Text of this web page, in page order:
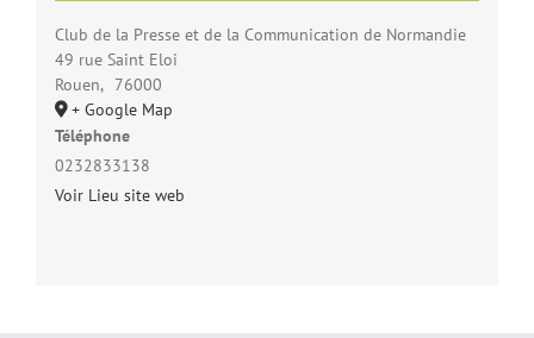
Club de la Presse et de la Communication de Normandie
49 rue Saint Eloi
Rouen, 76000
+ Google Map
Téléphone
0232833138
Voir Lieu site web